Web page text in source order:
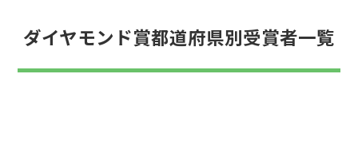
ダイヤモンド賞都道府県別受賞者一覧